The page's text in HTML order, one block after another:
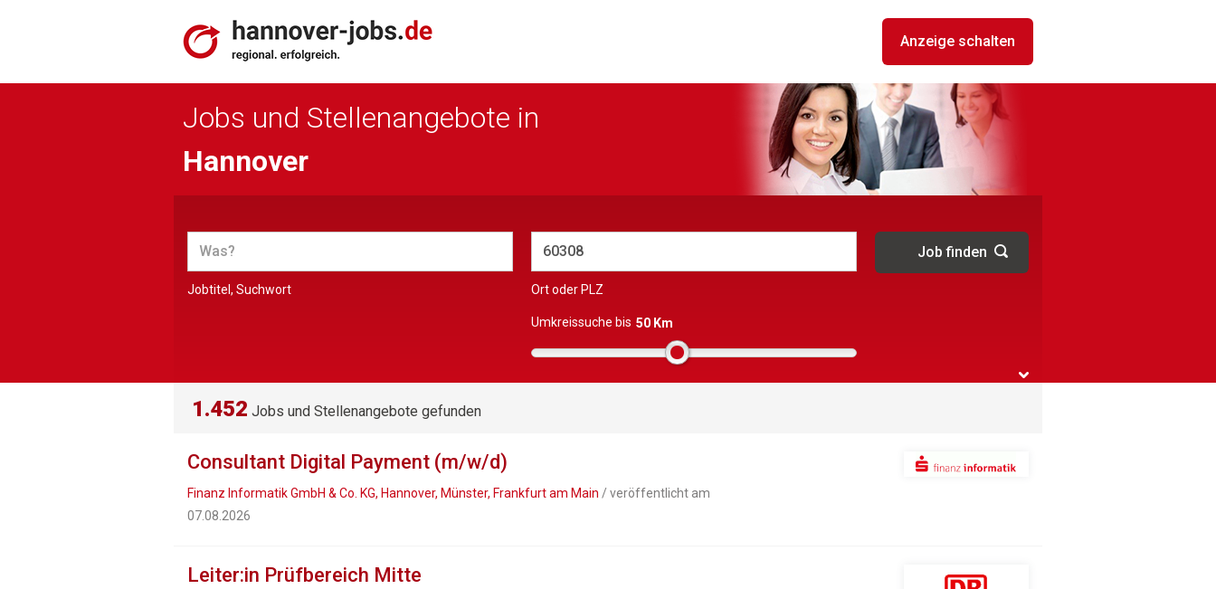
Anzeige schalten
Jobs und Stellenangebote in
Hannover
Jobtitel, Suchwort Ort oder PLZ
Umkreissuche bis 50 Km
1.452 Jobs und Stellenangebote gefunden
Consultant Digital Payment (m/w/d)
Finanz Informatik GmbH & Co. KG, Hannover, Münster, Frankfurt am Main / veröffentlicht am
07.08.2026
Leiter:in Prüfbereich Mitte